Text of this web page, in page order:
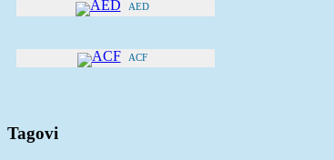
AED
ACF
Tagovi